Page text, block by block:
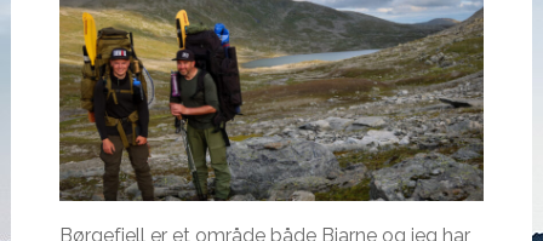
Børgefjell er et område både Bjarne og jeg har